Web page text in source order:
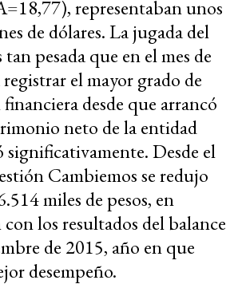
representaban unos
de dólares. La jugada del
tan pesada que en el mes de
el mayor grado de
desde que arrancó
neto de la entidad
significativamente. Desde el
Cambiemos se redujo
miles de pesos, en
los resultados del balance
de 2015, año en que
desempeño.